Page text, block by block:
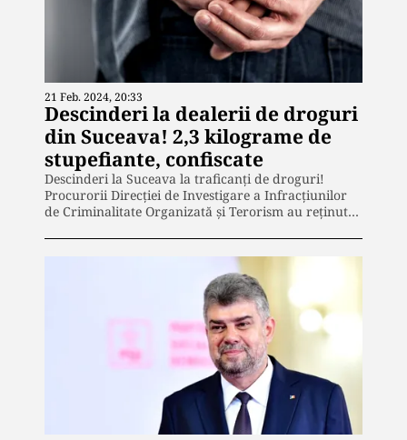
21 Feb. 2024, 20:33
Descinderi la dealerii de droguri
din Suceava! 2,3 kilograme de
stupefiante, confiscate
Descinderi la Suceava la traficanți de droguri!
Procurorii Direcției de Investigare a Infracțiunilor
de Criminalitate Organizată și Terorism au reținut…